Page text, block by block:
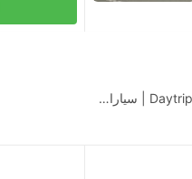
سيارات الأجرة